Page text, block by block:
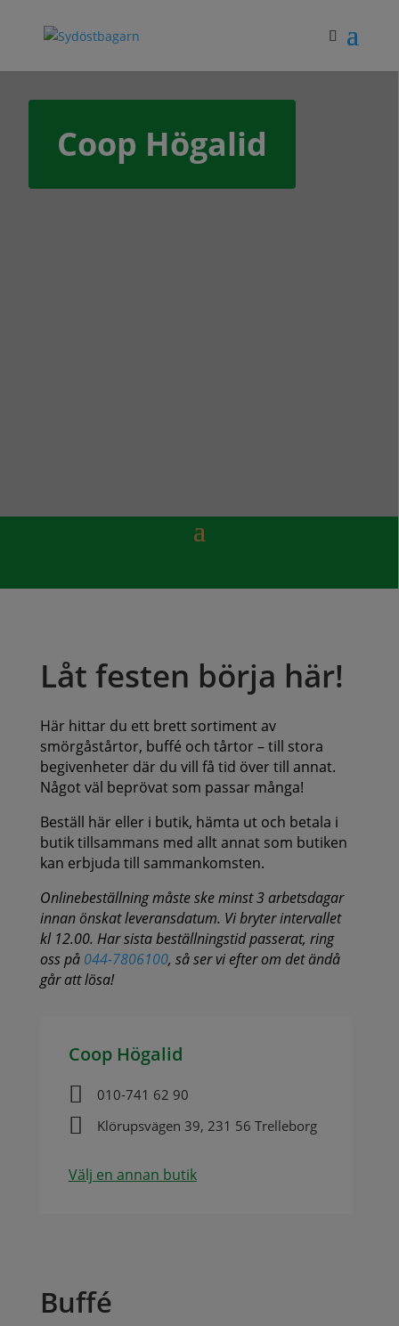
Coop Högalid
Låt festen börja här!
Här hittar du ett brett sortiment av
smörgåstårtor, buffé och tårtor – till stora
begivenheter där du vill få tid över till annat.
Något väl beprövat som passar många!
Beställ här eller i butik, hämta ut och betala i
butik tillsammans med allt annat som butiken
kan erbjuda till sammankomsten.
Onlinebeställning måste ske minst 3 arbetsdagar
innan önskat leveransdatum. Vi bryter intervallet
kl 12.00. Har sista beställningstid passerat, ring
oss på 044-7806100, så ser vi efter om det ändå
går att lösa!
Coop Högalid
 010-741 62 90
 Klörupsvägen 39, 231 56 Trelleborg
Välj en annan butik
Buffé